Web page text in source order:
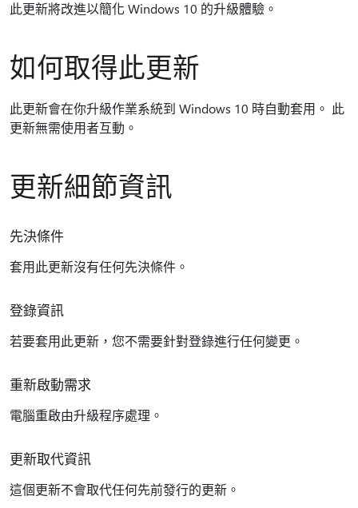
此更新將改進以簡化 Windows 10 的升級體驗。
如何取得此更新
此更新會在你升級作業系統到 Windows 10 時自動套用。 此
更新無需使用者互動。
更新細節資訊
先決條件
套用此更新沒有任何先決條件。
登錄資訊
若要套用此更新，您不需要針對登錄進行任何變更。
重新啟動需求
電腦重啟由升級程序處理。
更新取代資訊
這個更新不會取代任何先前發行的更新。